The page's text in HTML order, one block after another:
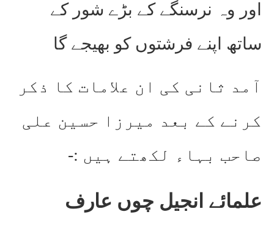
اور وہ نرسنگے کے بڑے شور کے
ساتھ اپنے فرشتوں کو بھیجے گا
آمد ثانی کی ان علامات کا ذکر
کرنے کے بعد میرزا حسین علی
صاحب بہاء لکھتے ہیں :-
علمائے انجیل چوں عارف